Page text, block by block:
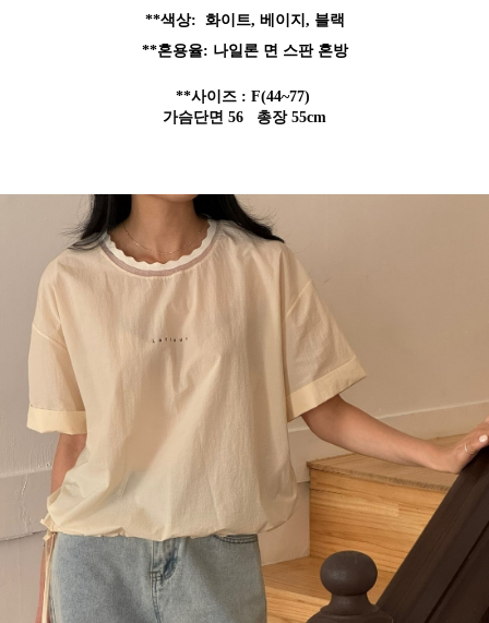
**색상: 화이트, 베이지, 블랙
**혼용율: 나일론 면 스판 혼방
**사이즈 : F(44~77)
가슴단면 56 총장 55cm